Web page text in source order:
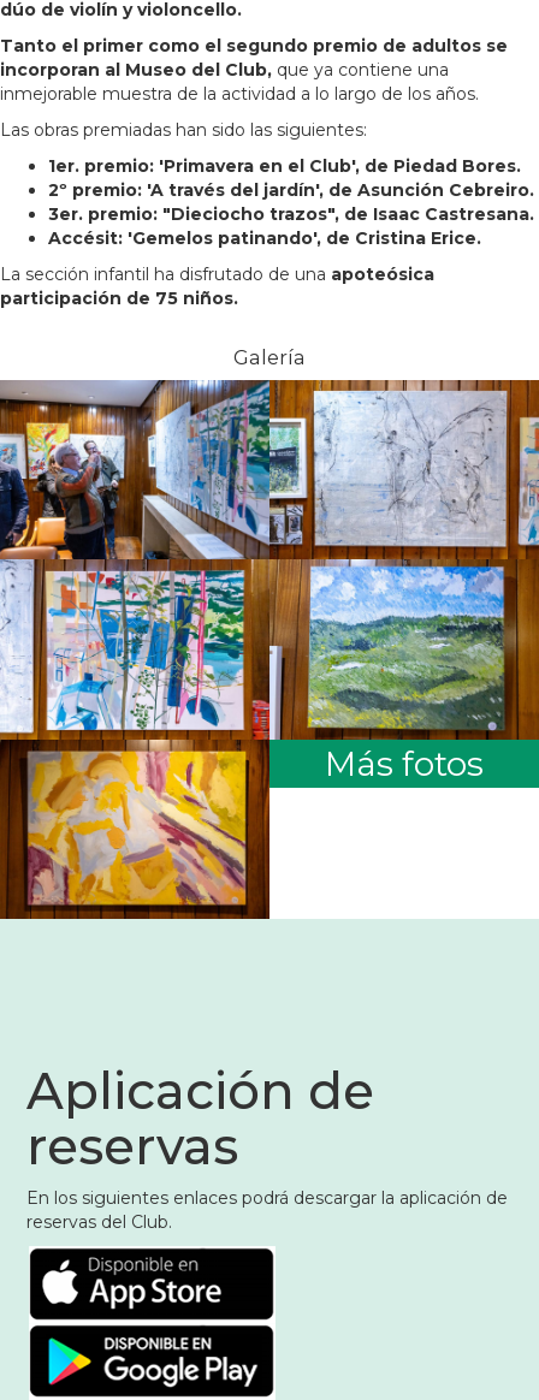
dúo de violín y violoncello.
Tanto el primer como el segundo premio de adultos se
incorporan al Museo del Club, que ya contiene una
inmejorable muestra de la actividad a lo largo de los años.
Las obras premiadas han sido las siguientes:
1er. premio: 'Primavera en el Club', de Piedad Bores.
2º premio: 'A través del jardín', de Asunción Cebreiro.
3er. premio: "Dieciocho trazos", de Isaac Castresana.
Accésit: 'Gemelos patinando', de Cristina Erice.
La sección infantil ha disfrutado de una apoteósica
participación de 75 niños.
Galería
Más fotos
Aplicación de
reservas
En los siguientes enlaces podrá descargar la aplicación de
reservas del Club.